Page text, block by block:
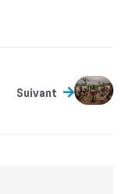
Suivant